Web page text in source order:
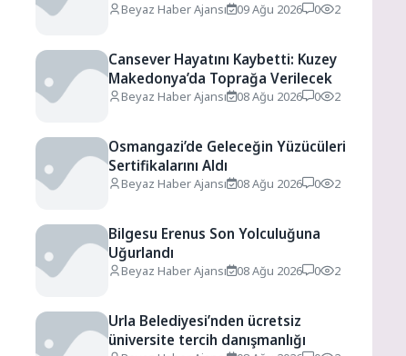
Beyaz Haber Ajansı 09 Ağu 2026 0 2
Cansever Hayatını Kaybetti: Kuzey
Makedonya’da Toprağa Verilecek
Beyaz Haber Ajansı 08 Ağu 2026 0 2
Osmangazi’de Geleceğin Yüzücüleri
Sertifikalarını Aldı
Beyaz Haber Ajansı 08 Ağu 2026 0 2
Bilgesu Erenus Son Yolculuğuna
Uğurlandı
Beyaz Haber Ajansı 08 Ağu 2026 0 2
Urla Belediyesi’nden ücretsiz
üniversite tercih danışmanlığı